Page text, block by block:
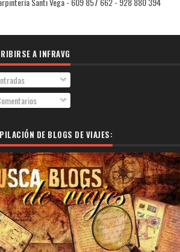
A INFRAVG
DE BLOGS DE VIAJES: